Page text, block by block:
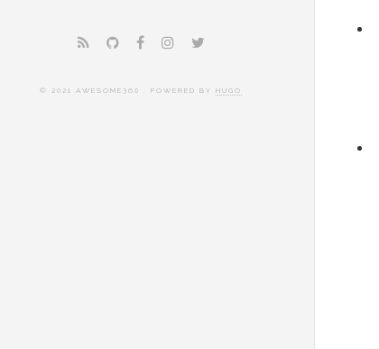
© 2021 AWESOME360 . POWERED BY HUGO